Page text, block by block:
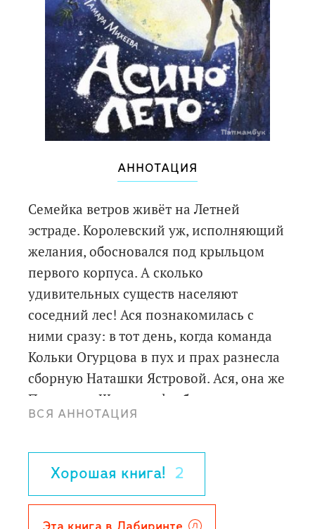
АННОТАЦИЯ
Семейка ветров живёт на Летней
эстраде. Королевский уж, исполняющий
желания, обосновался под крыльцом
первого корпуса. А сколько
удивительных существ населяют
соседний лес! Ася познакомилась с
ними сразу: в тот день, когда команда
Кольки Огурцова в пух и прах разнесла
сборную Наташки Ястровой. Ася, она же
Прасковья Шустова, футбол и прочие
игры не любит: гномы Севка, Горыныч
В летнем лагере девочка впервые, и всё
ей в новинку: кто тут негласный лидер
ВСЯ АННОТАЦИЯ
Хорошая книга! 2